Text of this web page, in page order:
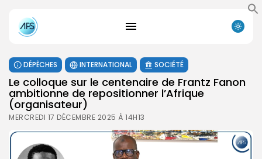
DÉPÊCHES INTERNATIONAL SOCIÉTÉ
Le colloque sur le centenaire de Frantz Fanon
ambitionne de repositionner l’Afrique
(organisateur)
MERCREDI 17 DÉCEMBRE 2025 À 14H13